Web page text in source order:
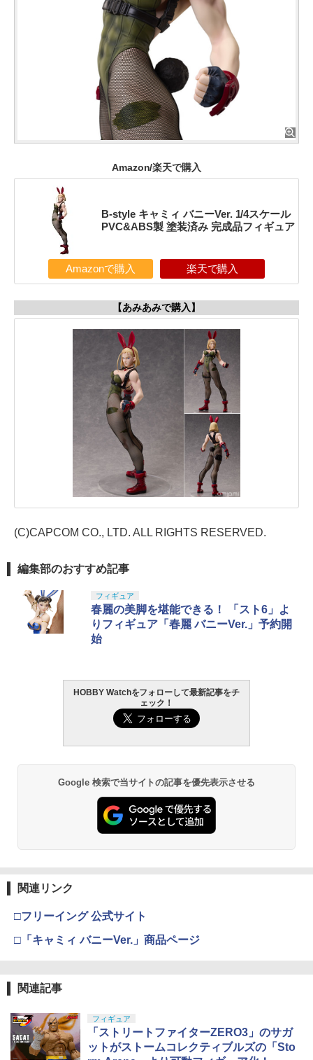
Amazon/楽天で購入
B-style キャミィ バニーVer. 1/4スケール
PVC&ABS製 塗装済み 完成品フィギュア
Amazonで購入 楽天で購入
【あみあみで購入】
(C)CAPCOM CO., LTD. ALL RIGHTS RESERVED.
編集部のおすすめ記事
フィギュア
春麗の美脚を堪能できる！ 「スト6」よ
りフィギュア「春麗 バニーVer.」予約開
始
HOBBY Watchをフォローして最新記事をチ
ェック！
Google 検索で当サイトの記事を優先表示させる
関連リンク
□フリーイング 公式サイト
□「キャミィ バニーVer.」商品ページ
関連記事
フィギュア
「ストリートファイターZERO3」のサガ
ットがストームコレクティブルズの「Sto